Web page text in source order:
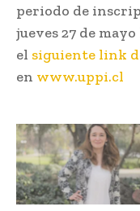
periodo de
jueves 27 de
el siguiente link
en www.uppi.cl